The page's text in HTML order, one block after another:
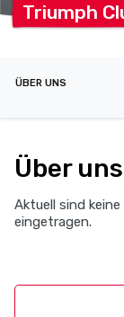
Triumph
ÜBER UNS
Über uns
Aktuell sind
eingetragen.